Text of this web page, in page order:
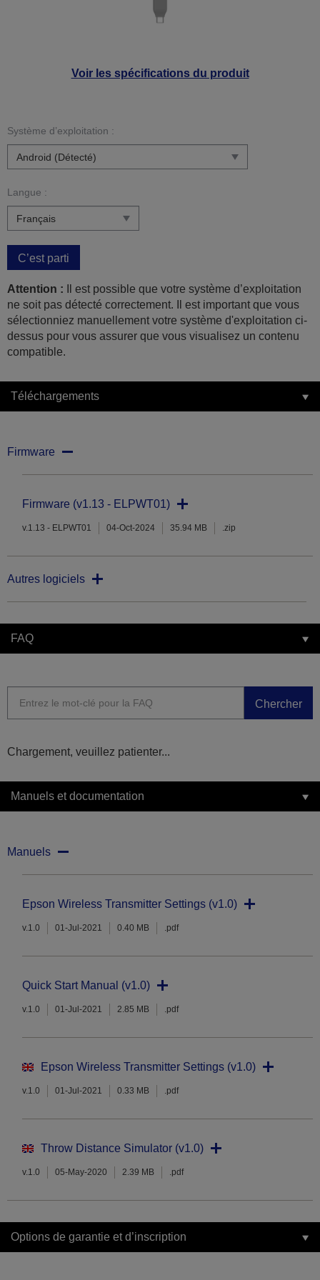
Voir les spécifications du produit
Système d’exploitation :
Langue :
C’est parti
Attention : Il est possible que votre système d’exploitation
ne soit pas détecté correctement. Il est important que vous
sélectionniez manuellement votre système d'exploitation ci-
dessus pour vous assurer que vous visualisez un contenu
compatible.
Téléchargements
Firmware
Firmware (v1.13 - ELPWT01)
v.1.13 - ELPWT01 04-Oct-2024 35.94 MB .zip
Autres logiciels
FAQ
Chercher
Chargement, veuillez patienter...
Manuels et documentation
Manuels
Epson Wireless Transmitter Settings (v1.0)
v.1.0 01-Jul-2021 0.40 MB .pdf
Quick Start Manual (v1.0)
v.1.0 01-Jul-2021 2.85 MB .pdf
Epson Wireless Transmitter Settings (v1.0)
v.1.0 01-Jul-2021 0.33 MB .pdf
Throw Distance Simulator (v1.0)
v.1.0 05-May-2020 2.39 MB .pdf
Options de garantie et d’inscription